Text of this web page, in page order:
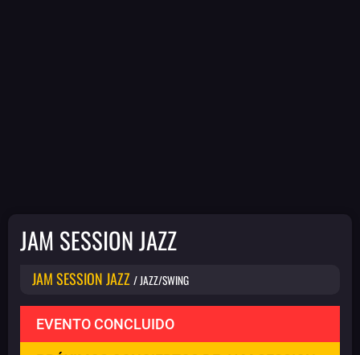
JAM SESSION JAZZ
JAM SESSION JAZZ / JAZZ/SWING
EVENTO CONCLUIDO